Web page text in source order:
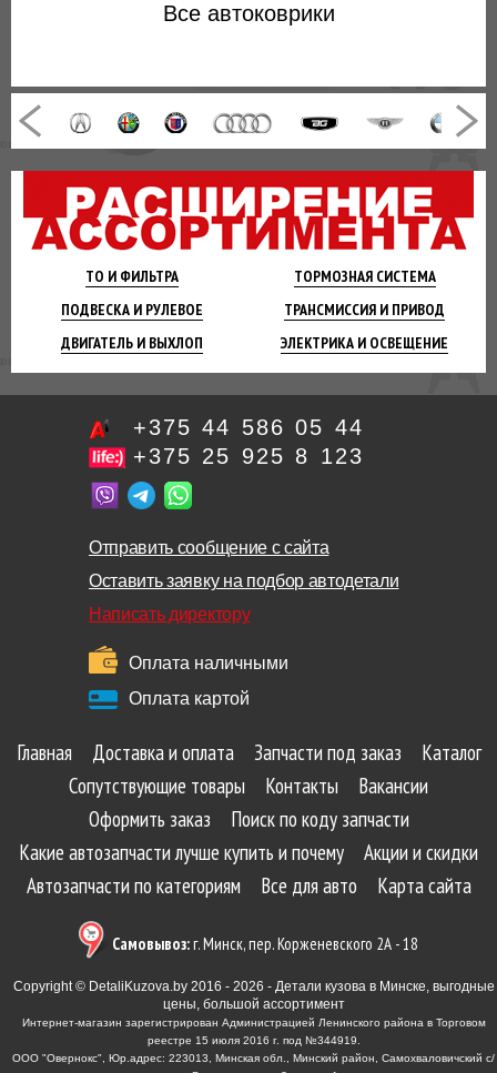
ТО И ФИЛЬТРА ТОРМОЗНАЯСИСТЕМА
ПОДВЕСКА И РУЛЕВОЕ ТРАНСМИССИЯ И ПРИВОД
ДВИГАТЕЛЬ И ВЫХЛОП ЭЛЕКТРИКА И ОСВЕЩЕНИЕ
Все автоковрики
+375 44 586 05 44
+375 25 925 8 123
Отправить сообщение с сайта
Оставить заявку на подбор автодетали
Написать директору
Оплата наличными
Оплата картой
Главная Доставка и оплата Запчасти под заказ
Каталог
Сопутствующие товары
Контакты
Вакансии
Оформить заказ
Поиск по коду запчасти
Какие автозапчасти лучше купить и почему
Акции и скидки
Автозапчасти по категориям
Все для авто Карта сайта
Самовывоз:г. Минск, пер. Корженевского 2А - 18
Copyright © DetaliKuzova.by 2016 - 2026 - Детали кузова в Минске, выгодные
цены, большой ассортимент
Интернет-магазин зарегистрирован Администрацией Ленинского района в Торговом
реестре 15 июля 2016 г. под №344919.
ООО "Овернокс", Юр.адрес: 223013, Минская обл., Минский район, Самохваловичский с/